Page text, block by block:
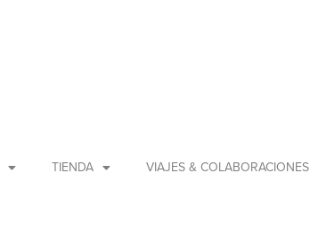
TIENDA VIAJES & COLABORACIONES